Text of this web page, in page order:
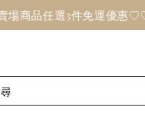
品任選3件免運優惠♡♡